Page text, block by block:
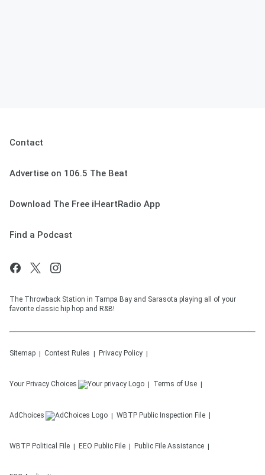
Contact
Advertise on 106.5 The Beat
Download The Free iHeartRadio App
Find a Podcast
The Throwback Station in Tampa Bay and Sarasota playing all of your
favorite classic hip hop and R&B!
Sitemap Contest Rules Privacy Policy
Your Privacy Choices Terms of Use
AdChoices WBTP Public Inspection File
WBTP Political File EEO Public File Public File Assistance